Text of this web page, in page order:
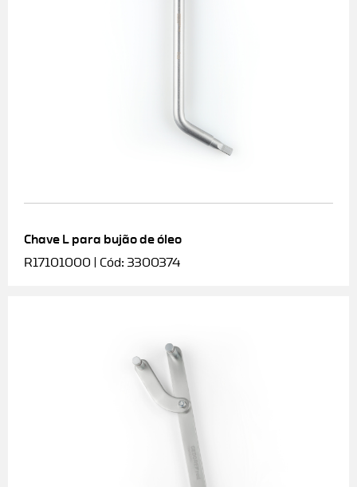
Chave L para bujão de óleo
R17101000 | Cód: 3300374